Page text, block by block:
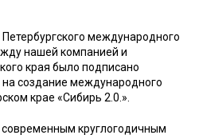
международного
нашей компанией и
края было подписано
создание международного
крае «Сибирь 2.0.».
круглогодичным